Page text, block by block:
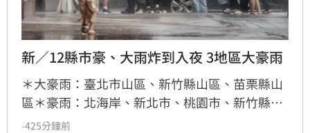
新／12縣市豪、大雨炸到入夜 3地區大豪雨
＊大豪雨：臺北市山區、新竹縣山區、苗栗縣山
區＊豪雨：北海岸、新北市、桃園市、新竹縣、
臺中市山區＊大雨：基隆市、臺北市、新竹市、
-425分鐘前